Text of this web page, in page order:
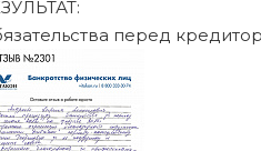
перед